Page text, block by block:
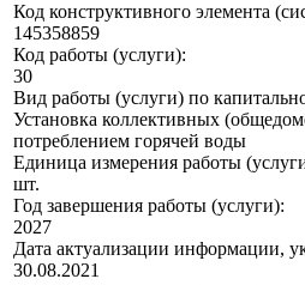
Код конструктивного элемента
145358859
Код работы (услуги):
30
Вид работы (услуги) по
Установка коллективных
потреблением горячей воды
Единица измерения работы
шт.
Год завершения работы (услуги):
2027
Дата актуализации информации,
30.08.2021